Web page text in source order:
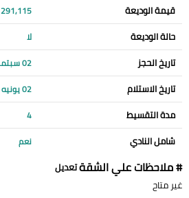
قيمة الوديعة 291,115
حالة الوديعة لا
تاريخ الحجز 02 سبتمبر 2024
تاريخ الاستلام 02 يونيه 2028
مدة التقسيط 4
شامل النادي نعم
# ملاحظات علي الشقةتعديل
غير متاح